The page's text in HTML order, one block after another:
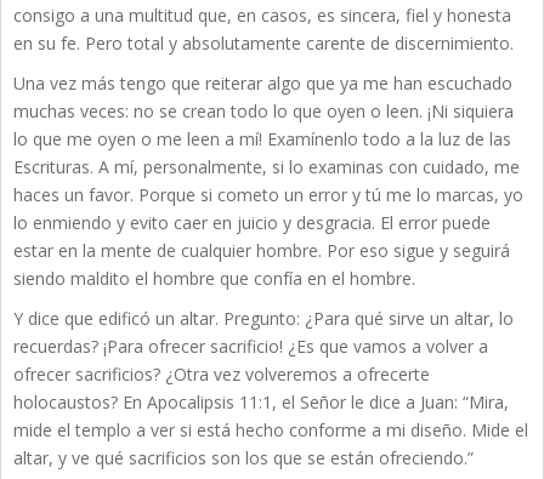
consigo a una multitud que, en casos, es sincera, fiel y honesta
en su fe. Pero total y absolutamente carente de discernimiento.
Una vez más tengo que reiterar algo que ya me han escuchado
muchas veces: no se crean todo lo que oyen o leen. ¡Ni siquiera
lo que me oyen o me leen a mí! Examínenlo todo a la luz de las
Escrituras. A mí, personalmente, si lo examinas con cuidado, me
haces un favor. Porque si cometo un error y tú me lo marcas, yo
lo enmiendo y evito caer en juicio y desgracia. El error puede
estar en la mente de cualquier hombre. Por eso sigue y seguirá
siendo maldito el hombre que confía en el hombre.
Y dice que edificó un altar. Pregunto: ¿Para qué sirve un altar, lo
recuerdas? ¡Para ofrecer sacrificio! ¿Es que vamos a volver a
ofrecer sacrificios? ¿Otra vez volveremos a ofrecerte
holocaustos? En Apocalipsis 11:1, el Señor le dice a Juan: “Mira,
mide el templo a ver si está hecho conforme a mi diseño. Mide el
altar, y ve qué sacrificios son los que se están ofreciendo.”